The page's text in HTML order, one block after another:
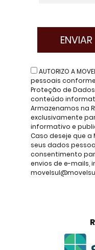
AUTORIZO A
pessoais
Proteção de
conteúdo
Armazenamos na
exclusivamente
informativo e
Caso deseje que a
seus dados
consentimento
envios de e-mails,